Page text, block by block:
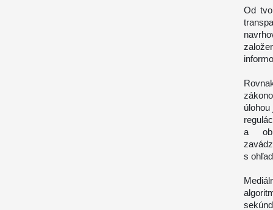
Od
a
s